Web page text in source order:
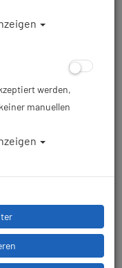
werden,
manuellen